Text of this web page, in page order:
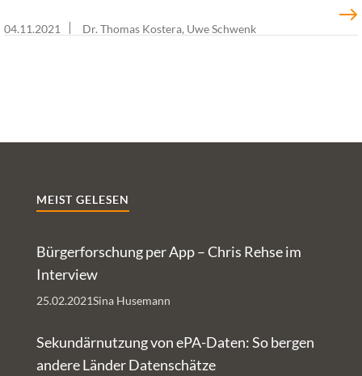
sein? Prof. Dr. Nils C. Bandelow und Johanna
ein klar definiertes Ziel gibt und keine
04.11.2021 Dr. Thomas Kostera, Uwe Schwenk
MEIST GELESEN
Bürgerforschung per App – Chris Rehse im
Interview
Sina Husemann
25.02.2021
Sekundärnutzung von ePA-Daten: So bergen
andere Länder Datenschätze